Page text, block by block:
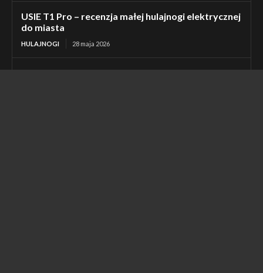
USIE T1 Pro – recenzja małej hulajnogi elektrycznej
do miasta
HULAJNOGI 28 maja 2026